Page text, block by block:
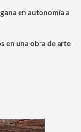
en autonomía a
en una obra de arte